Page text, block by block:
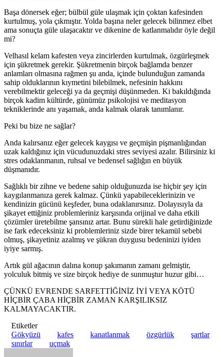
Başa dönersek eğer; bülbül güle ulaşmak için çoktan kafesinden
kurtulmuş, yola çıkmıştır. Yolda başına neler gelecek bilinmez elbet
ama sonuçta güle ulaşacaktır ve dikenine de katlanmalıdır öyle değil
mi?
Velhasıl kelam kafesten veya zincirlerden kurtulmak, özgürleşmek
için şükretmek gerekir. Şükretmenin birçok bağlamda benzer
anlamları olmasına rağmen şu anda, içinde bulunduğun zamanda
sahip olduklarının kıymetini bilebilmek, nefesinin hakkını
verebilmektir geleceği ya da geçmişi düşünmeden. Ki bakıldığında
birçok kadim kültürde, günümüz psikolojisi ve meditasyon
tekniklerinde anı yaşamak, anda kalmak olarak tanımlanır.
Peki bu bize ne sağlar?
Anda kalırsanız eğer gelecek kaygısı ve geçmişin pişmanlığından
uzak kaldığınız için vücudunuzdaki stres seviyesi azalır. Bilirsiniz ki
stres odaklanmanın, ruhsal ve bedensel sağlığın en büyük
düşmanıdır.
Sağlıklı bir zihne ve bedene sahip olduğunuzda ise hiçbir şey için
kaygılanmanıza gerek kalmaz. Çünkü yapabileceklerinizin ve
kendinizin gücünü keşfeder, buna odaklanırsınız. Dolayısıyla da
şikayet ettiğiniz problemleriniz karşısında orijinal ve daha etkili
çözümler üretebilme şansınız artar. Bunu sürekli hale getirdiğinizde
ise fark edeceksiniz ki problemleriniz sizde birer tekamül sebebi
olmuş, şikayetiniz azalmış ve şükran duygusu bedeninizi iyiden
iyiye sarmış.
Artık gül ağacının dalına konup şakımanın zamanı gelmiştir,
yolculuk bitmiş ve size birçok hediye de sunmuştur huzur gibi…
ÇÜNKÜ EVRENDE SARFETTİĞİNİZ İYİ VEYA KÖTÜ
HİÇBİR ÇABA HİÇBİR ZAMAN KARŞILIKSIZ
KALMAYACAKTIR.
Etiketler
Gökyüzü
kafes kanatlanmak özgürlük
şartlar
sınırlar
uçmak